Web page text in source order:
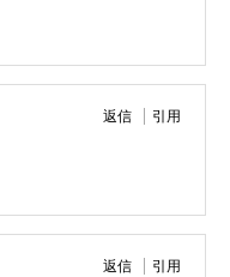
返信 引用
返信 引用